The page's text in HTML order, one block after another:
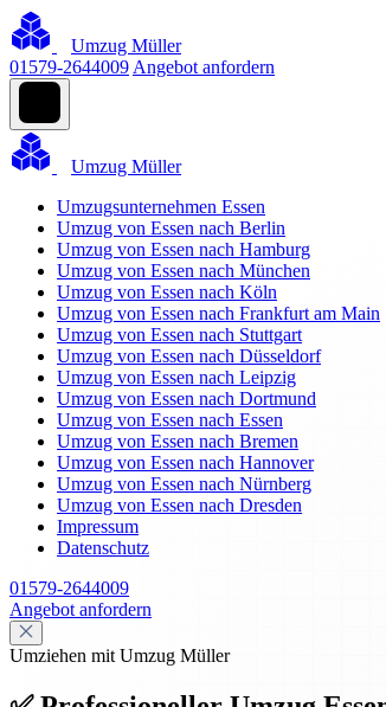
Umzug Müller
01579-2644009 Angebot anfordern
Umzug Müller
Umzugsunternehmen Essen
Umzug von Essen nach Berlin
Umzug von Essen nach Hamburg
Umzug von Essen nach München
Umzug von Essen nach Köln
Umzug von Essen nach Frankfurt am Main
Umzug von Essen nach Stuttgart
Umzug von Essen nach Düsseldorf
Umzug von Essen nach Leipzig
Umzug von Essen nach Dortmund
Umzug von Essen nach Essen
Umzug von Essen nach Bremen
Umzug von Essen nach Hannover
Umzug von Essen nach Nürnberg
Umzug von Essen nach Dresden
Impressum
Datenschutz
01579-2644009
Angebot anfordern
Umziehen mit Umzug Müller